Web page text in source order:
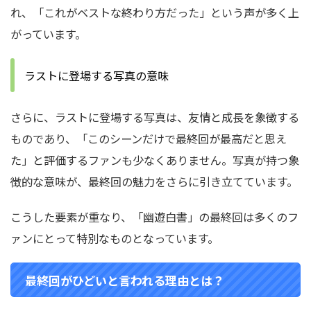
れ、「これがベストな終わり方だった」という声が多く上
がっています。
ラストに登場する写真の意味
さらに、ラストに登場する写真は、友情と成長を象徴する
ものであり、「このシーンだけで最終回が最高だと思え
た」と評価するファンも少なくありません。写真が持つ象
徴的な意味が、最終回の魅力をさらに引き立てています。
こうした要素が重なり、「幽遊白書」の最終回は多くのフ
ァンにとって特別なものとなっています。
最終回がひどいと言われる理由とは？